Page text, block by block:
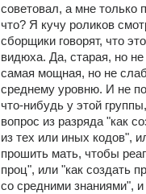
советовал, а мне только
что? Я кучу роликов
сборщики говорят, что
видюха. Да, старая, но
самая мощная, но не
среднему уровню. И не
что-нибудь у этой
вопрос из разряда "как
из тех или иных кодов",
прошить мать, чтобы
проц", или "как создать
со средними знаниями",